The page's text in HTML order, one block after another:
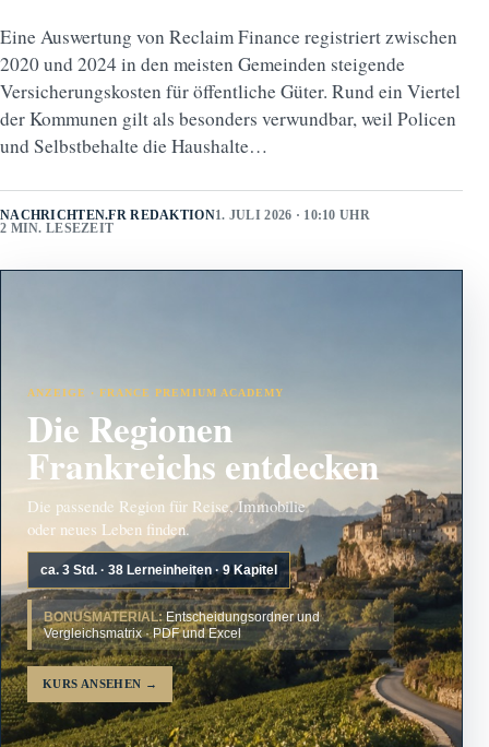
Eine Auswertung von Reclaim Finance registriert zwischen
2020 und 2024 in den meisten Gemeinden steigende
Versicherungskosten für öffentliche Güter. Rund ein Viertel
der Kommunen gilt als besonders verwundbar, weil Policen
und Selbstbehalte die Haushalte…
NACHRICHTEN.FR REDAKTION1. JULI 2026 · 10:10 UHR
2 MIN. LESEZEIT
ANZEIGE · FRANCE PREMIUM ACADEMY
Die Regionen
Frankreichs entdecken
Die passende Region für Reise, Immobilie
oder neues Leben finden.
ca. 3 Std. · 38 Lerneinheiten · 9 Kapitel
BONUSMATERIAL: Entscheidungsordner und
Vergleichsmatrix · PDF und Excel
KURS ANSEHEN →